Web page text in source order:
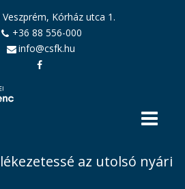
Veszprém, Kórház utca 1.
+36 88 556-000
info@csfk.hu
az utolsó nyári